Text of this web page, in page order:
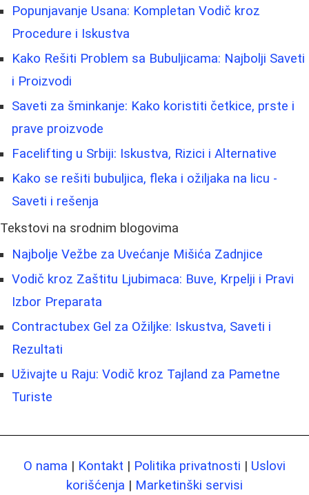
Popunjavanje Usana: Kompletan Vodič kroz
Procedure i Iskustva
Kako Rešiti Problem sa Bubuljicama: Najbolji Saveti
i Proizvodi
Saveti za šminkanje: Kako koristiti četkice, prste i
prave proizvode
Facelifting u Srbiji: Iskustva, Rizici i Alternative
Kako se rešiti bubuljica, fleka i ožiljaka na licu -
Saveti i rešenja
Tekstovi na srodnim blogovima
Najbolje Vežbe za Uvećanje Mišića Zadnjice
Vodič kroz Zaštitu Ljubimaca: Buve, Krpelji i Pravi
Izbor Preparata
Contractubex Gel za Ožiljke: Iskustva, Saveti i
Rezultati
Uživajte u Raju: Vodič kroz Tajland za Pametne
Turiste
O nama | Kontakt | Politika privatnosti | Uslovi
korišćenja | Marketinški servisi